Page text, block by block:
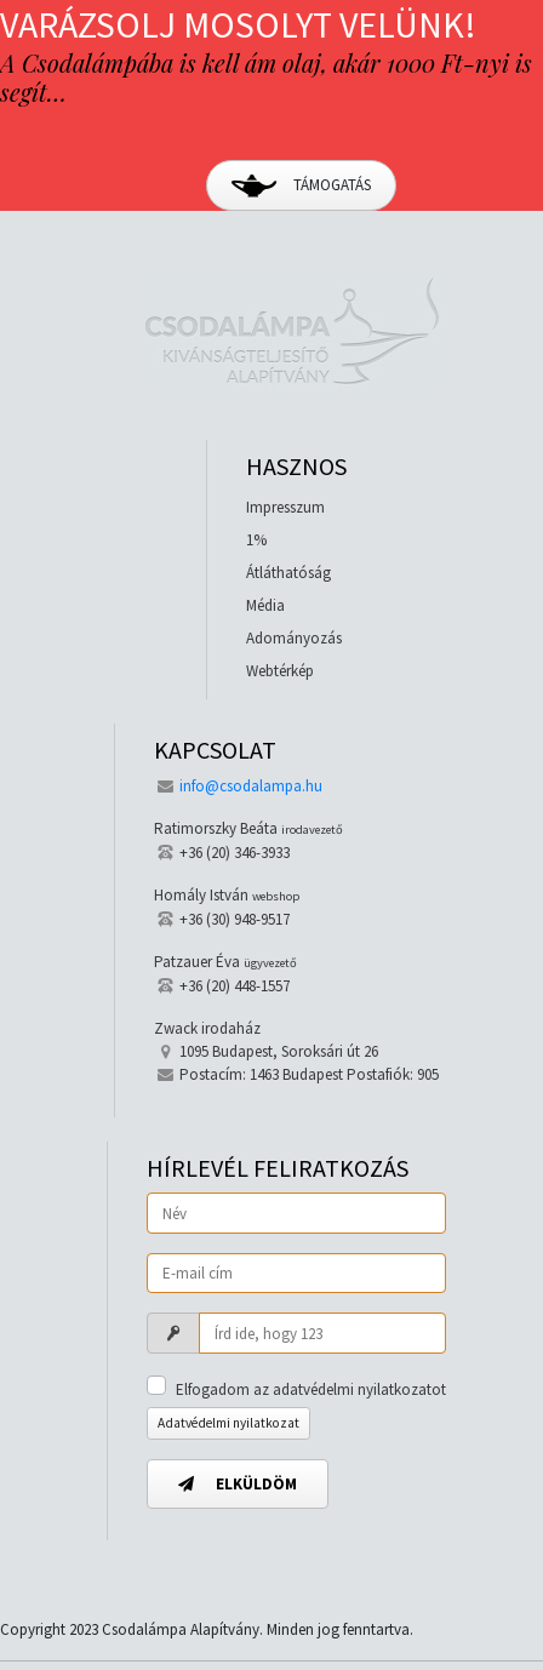
VARÁZSOLJ MOSOLYT VELÜNK!
A Csodalámpába is kell ám olaj, akár 1000 Ft-nyi is
segít…
TÁMOGATÁS
HASZNOS
Impresszum
1%
Átláthatóság
Média
Adományozás
Webtérkép
KAPCSOLAT
info@csodalampa.hu
Ratimorszky Beáta irodavezető
+36 (20) 346-3933
Homály István webshop
+36 (30) 948-9517
Patzauer Éva ügyvezető
+36 (20) 448-1557
Zwack irodaház
1095 Budapest, Soroksári út 26
Postacím: 1463 Budapest Postafiók: 905
HÍRLEVÉL FELIRATKOZÁS
Elfogadom az adatvédelmi nyilatkozatot
Adatvédelmi nyilatkozat
ELKÜLDÖM
Copyright 2023 Csodalámpa Alapítvány. Minden jog fenntartva.